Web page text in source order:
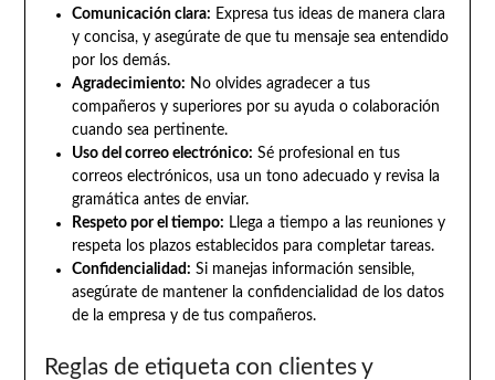
Comunicación clara: Expresa tus ideas de manera clara
y concisa, y asegúrate de que tu mensaje sea entendido
por los demás.
Agradecimiento: No olvides agradecer a tus
compañeros y superiores por su ayuda o colaboración
cuando sea pertinente.
Uso del correo electrónico: Sé profesional en tus
correos electrónicos, usa un tono adecuado y revisa la
gramática antes de enviar.
Respeto por el tiempo: Llega a tiempo a las reuniones y
respeta los plazos establecidos para completar tareas.
Confidencialidad: Si manejas información sensible,
asegúrate de mantener la confidencialidad de los datos
de la empresa y de tus compañeros.
Reglas de etiqueta con clientes y